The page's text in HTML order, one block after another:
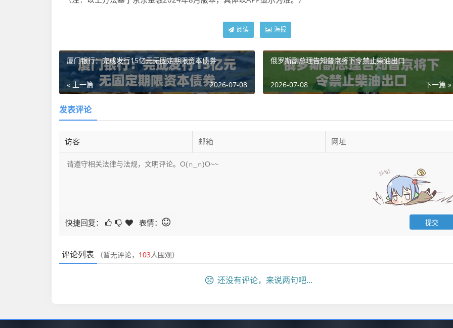
阅读 海报
厦门银行：完成发行15亿元无固定期限资本债券
« 上一篇 2026-07-08
俄罗斯副总理告知普京将下令禁止柴油出口
下一篇 »
2026-07-08
发表评论
快捷回复： 表情：
评论列表 （暂无评论， 103人围观）
还没有评论，来说两句吧...